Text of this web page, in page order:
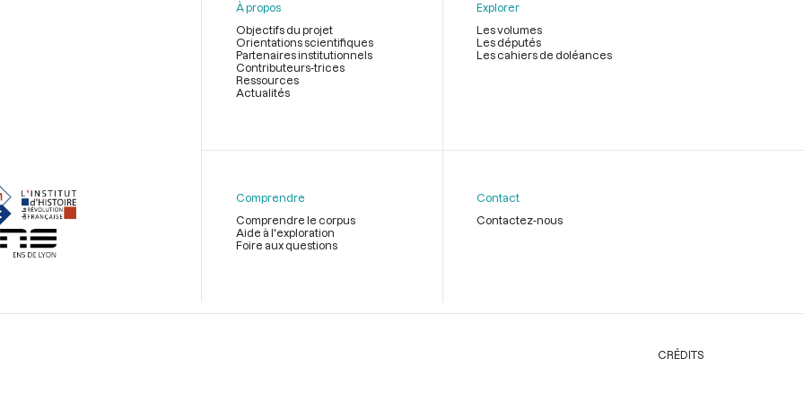
page
À propos
Objectifs du projet
Orientations scientifiques
Partenaires institutionnels
Contributeurs-trices
Ressources
Actualités
Explorer
Les volumes
Les députés
Les cahiers de doléances
Comprendre
Comprendre le corpus
Aide à l'exploration
Foire aux questions
Contact
Contactez-nous
CRÉDITS